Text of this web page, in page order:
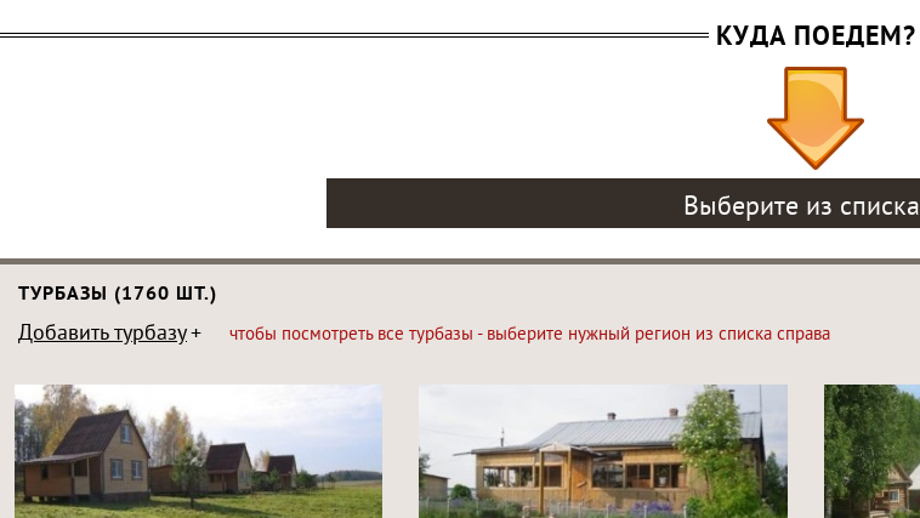
КУДА ПОЕДЕМ?
Выберите из списка
ТУРБАЗЫ (1760 ШТ.)
Добавить турбазу чтобы посмотреть все турбазы - выберите нужный регион из списка справа